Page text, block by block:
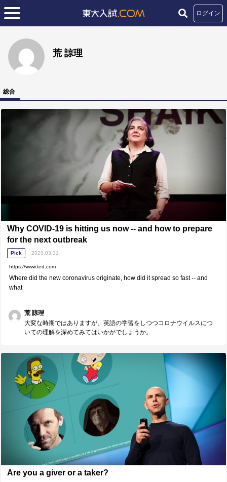
ログイン
荒 諒理
総合
Why COVID-19 is hitting us now -- and how to prepare
for the next outbreak
Pick 2020.03.31
https://www.ted.com
Where did the new coronavirus originate, how did it spread so fast -- and
what
荒 諒理
大変な時期ではありますが、英語の学習をしつつコロナウイルスにつ
いての理解を深めてみてはいかがでしょうか。
Are you a giver or a taker?